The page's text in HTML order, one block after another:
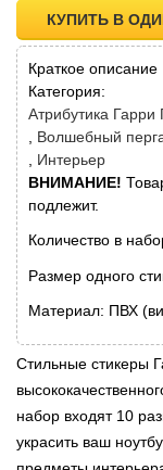
Краткое описание
Категория:
Атрибутика Гарри
Волшебный
Интерьер
ВНИМАНИЕ!
подлежит.
Количество в
Размер одного
Материал: ПВХ
КУПИТЬ В
Стильные стикеры
набор входят 10
украсить ваш